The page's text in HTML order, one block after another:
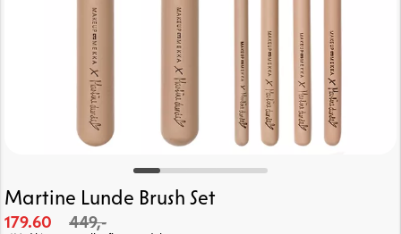
Martine Lunde Brush Set
179.60 449,-